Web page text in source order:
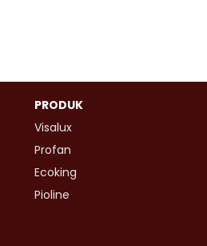
PRODUK
Visalux
Profan
Ecoking
Pioline